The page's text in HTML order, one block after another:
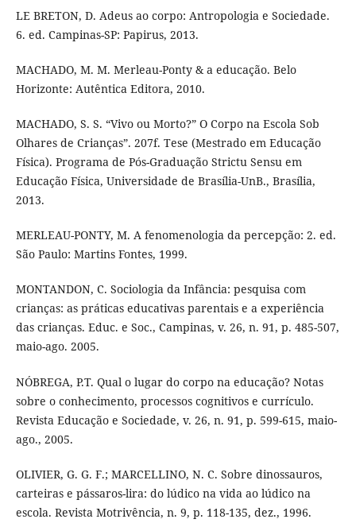
LE BRETON, D. Adeus ao corpo: Antropologia e Sociedade.
6. ed. Campinas-SP: Papirus, 2013.
MACHADO, M. M. Merleau-Ponty & a educação. Belo
Horizonte: Autêntica Editora, 2010.
MACHADO, S. S. “Vivo ou Morto?” O Corpo na Escola Sob
Olhares de Crianças”. 207f. Tese (Mestrado em Educação
Física). Programa de Pós-Graduação Strictu Sensu em
Educação Física, Universidade de Brasília-UnB., Brasília,
2013.
MERLEAU-PONTY, M. A fenomenologia da percepção: 2. ed.
São Paulo: Martins Fontes, 1999.
MONTANDON, C. Sociologia da Infância: pesquisa com
crianças: as práticas educativas parentais e a experiência
das crianças. Educ. e Soc., Campinas, v. 26, n. 91, p. 485-507,
maio-ago. 2005.
NÓBREGA, P.T. Qual o lugar do corpo na educação? Notas
sobre o conhecimento, processos cognitivos e currículo.
Revista Educação e Sociedade, v. 26, n. 91, p. 599-615, maio-
ago., 2005.
OLIVIER, G. G. F.; MARCELLINO, N. C. Sobre dinossauros,
carteiras e pássaros-lira: do lúdico na vida ao lúdico na
escola. Revista Motrivência, n. 9, p. 118-135, dez., 1996.